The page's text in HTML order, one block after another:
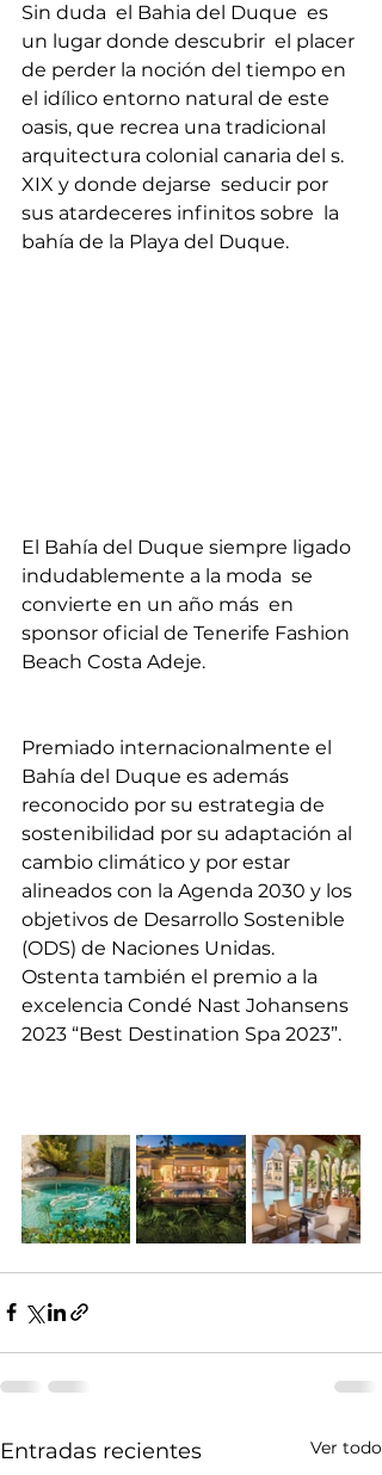
Sin duda  el Bahia del Duque  es
un lugar donde descubrir  el placer
de perder la noción del tiempo en
el idílico entorno natural de este
oasis, que recrea una tradicional
arquitectura colonial canaria del s.
XIX y donde dejarse  seducir por
sus atardeceres infinitos sobre  la
bahía de la Playa del Duque.
El Bahía del Duque siempre ligado
indudablemente a la moda  se
convierte en un año más  en
sponsor oficial de Tenerife Fashion
Beach Costa Adeje.
Premiado internacionalmente el
Bahía del Duque es además
reconocido por su estrategia de
sostenibilidad por su adaptación al
cambio climático y por estar
alineados con la Agenda 2030 y los
objetivos de Desarrollo Sostenible
(ODS) de Naciones Unidas.
Ostenta también el premio a la
excelencia Condé Nast Johansens
2023 “Best Destination Spa 2023”.
Entradas recientes Ver todo